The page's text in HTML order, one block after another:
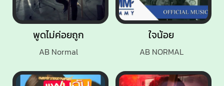
ใจน้อย
AB NORMAL
พูดไม่ค่อยถูก
AB Normal